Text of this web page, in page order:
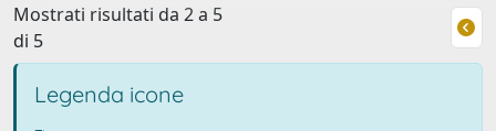
Mostrati risultati da 2 a 5
di 5
Legenda icone